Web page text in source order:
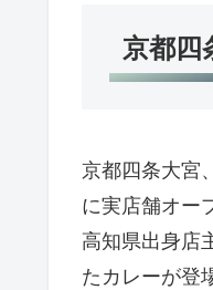
京都四
京都四条大宮
に実店舗オー
高知県出身店
たカレーが登